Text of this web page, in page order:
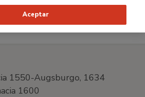
Covered Beaker
1550-Augsburgo, 1634
1600
Aceptar